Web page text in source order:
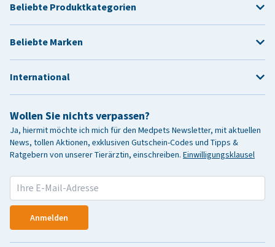
Wollen Sie nichts verpassen?
Ja, hiermit möchte ich mich für den Medpets Newsletter, mit aktuellen
News, tollen Aktionen, exklusiven Gutschein-Codes und Tipps &
Ratgebern von unserer Tierärztin, einschreiben. Einwilligungsklausel
Anmelden
Beliebte Produktkategorien
Beliebte Marken
International